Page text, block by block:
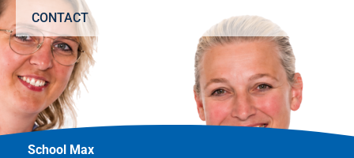
CONTACT
School Max